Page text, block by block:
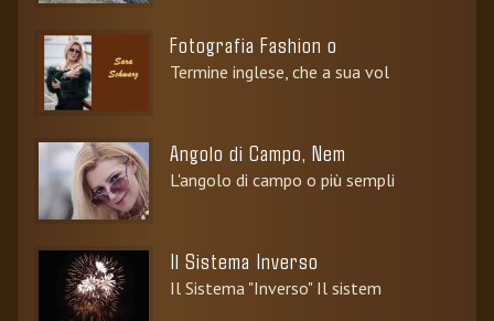
Fotografia Fashion o
Termine inglese, che a sua vol
Angolo di Campo, Nem
L'angolo di campo o più sempli
Il Sistema Inverso
Il Sistema "Inverso" Il sistem